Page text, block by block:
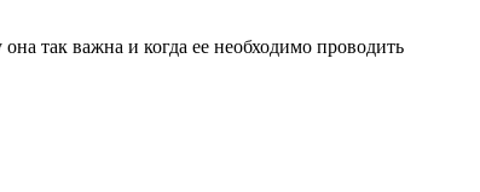
так важна и когда ее необходимо проводить